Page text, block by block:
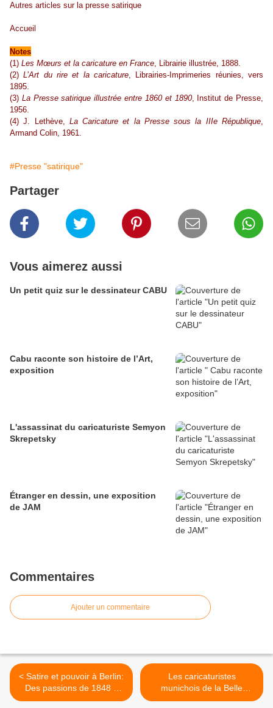
Autres articles sur la presse satirique
Accueil
Notes
(1) Les Mœurs et la caricature en France, Librairie illustrée, 1888.
(2)L’Art du rire et la caricature, Librairies-Imprimeries réunies, vers
1895.
(3) La Presse satirique illustrée entre 1860 et 1890, Institut de Presse,
1956.
(4) J. Lethève, La Caricature et la Presse sous la IIIe République,
Armand Colin, 1961.
#Presse "satirique"
Partager
Vous aimerez aussi
Un petit quiz sur le dessinateur CABU
Cabu raconte son histoire de l’Art,
exposition
L'assassinat du caricaturiste Semyon
Skrepetsky
Étranger en dessin, une exposition
de JAM
Commentaires
Ajouter un commentaire
< Satire et pouvoir à Berlin:
Des passions de 1848 à
l'ordre bismarckien
Les caricaturistes
munichois de la Belle
Epoque face au progrès